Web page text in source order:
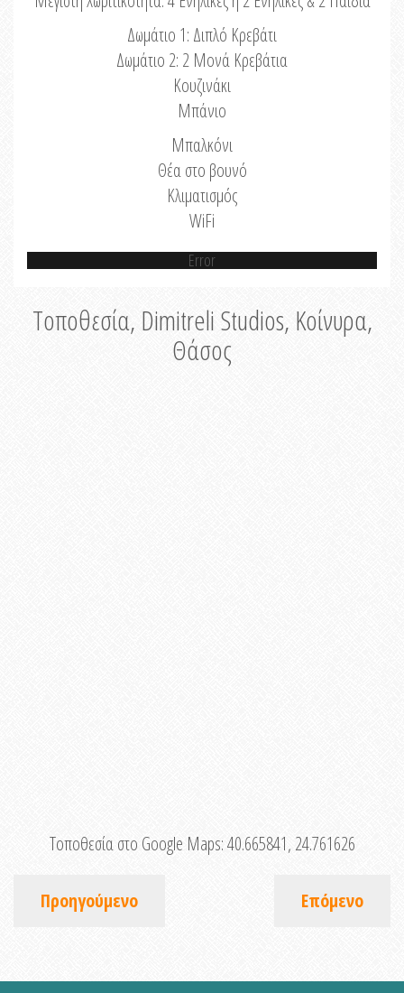
Δωμάτιο 1: Διπλό Κρεβάτι
Δωμάτιο 2: 2 Μονά Κρεβάτια
Κουζινάκι
Μπάνιο
Μπαλκόνι
Θέα στο βουνό
Κλιματισμός
WiFi
Error
Τοποθεσία, Dimitreli Studios, Κοίνυρα,
Θάσος
Τοποθεσία στο Google Maps:40.665841, 24.761626
Προηγούμενο Επόμενο